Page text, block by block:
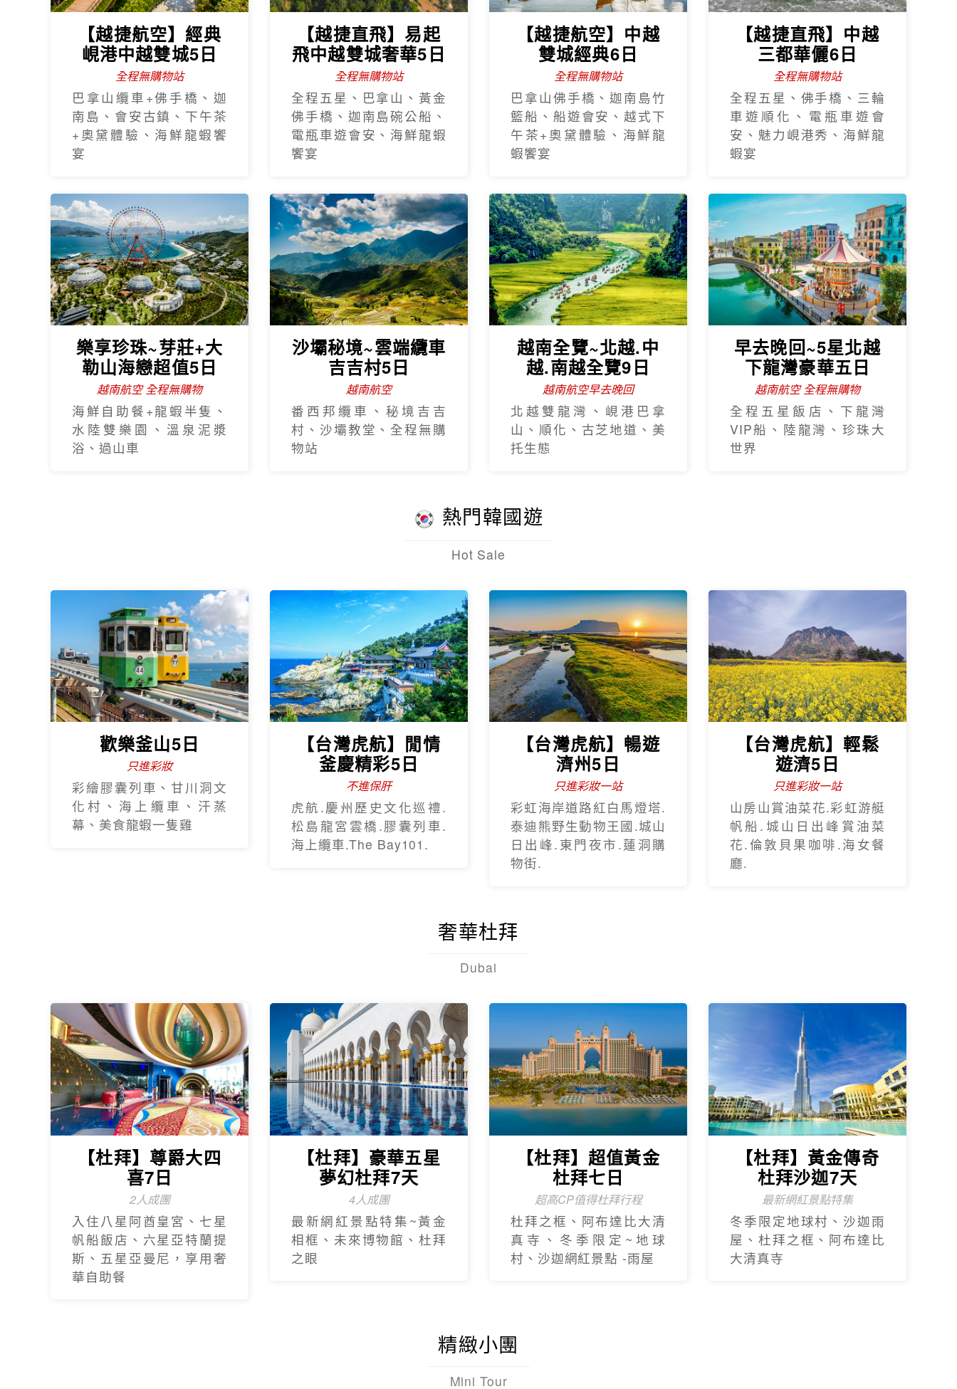
【越捷航空】經典
峴港中越雙城5日
全程無購物站
巴拿山纜車+佛手橋、迦
南島、會安古鎮、下午茶
+奧黛體驗、海鮮龍蝦饗
宴
【越捷直飛】易起
飛中越雙城奢華5日
全程無購物站
全程五星、巴拿山、黃金
佛手橋、迦南島碗公船、
電瓶車遊會安、海鮮龍蝦
饗宴
【越捷航空】中越
雙城經典6日
全程無購物站
巴拿山佛手橋、迦南島竹
籃船、船遊會安、越式下
午茶+奧黛體驗、海鮮龍
蝦饗宴
【越捷直飛】中越
三都華儷6日
全程無購物站
全程五星、佛手橋、三輪
車遊順化、電瓶車遊會
安、魅力峴港秀、海鮮龍
蝦宴
樂享珍珠~芽莊+大
勒山海戀超值5日
越南航空 全程無購物
海鮮自助餐+龍蝦半隻、
水陸雙樂園、溫泉泥漿
浴、過山車
沙壩秘境~雲端纜車
吉吉村5日
越南航空
番西邦纜車、秘境吉吉
村、沙壩教堂、全程無購
物站
越南全覽~北越.中
越.南越全覽9日
越南航空早去晚回
北越雙龍灣、峴港巴拿
山、順化、古芝地道、美
托生態
早去晚回~5星北越
下龍灣豪華五日
越南航空 全程無購物
全程五星飯店、下龍灣
VIP船、陸龍灣、珍珠大
世界
熱門韓國遊
Hot Sale
歡樂釜山5日
只進彩妝
彩繪膠囊列車、甘川洞文
化村、海上纜車、汗蒸
幕、美食龍蝦一隻雞
【台灣虎航】閒情
釜慶精彩5日
不進保肝
虎航.慶州歷史文化巡禮.
松島龍宮雲橋.膠囊列車.
海上纜車.The Bay101.
【台灣虎航】暢遊
濟州5日
只進彩妝一站
彩虹海岸道路紅白馬燈塔.
泰迪熊野生動物王國.城山
日出峰.東門夜市.蓮洞購
物街.
【台灣虎航】輕鬆
遊濟5日
只進彩妝一站
山房山賞油菜花.彩虹游艇
帆船.城山日出峰賞油菜
花.倫敦貝果咖啡.海女餐
廳.
奢華杜拜
Dubai
【杜拜】尊爵大四
喜7日
2人成團
入住八星阿酋皇宮、七星
帆船飯店、六星亞特蘭提
斯、五星亞曼尼，享用奢
華自助餐
【杜拜】豪華五星
夢幻杜拜7天
4人成團
最新網紅景點特集~黃金
相框、未來博物館、杜拜
之眼
【杜拜】超值黃金
杜拜七日
超高CP值得杜拜行程
杜拜之框、阿布達比大清
真寺、冬季限定~地球
村、沙迦網紅景點 -⾬屋
【杜拜】黃金傳奇
杜拜沙迦7天
最新網紅景點特集
冬季限定地球村、沙迦⾬
屋、杜拜之框、阿布達比
大清真寺
精緻小團
Mini Tour